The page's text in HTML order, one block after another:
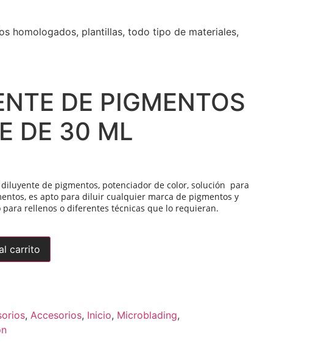
homologados, plantillas, todo tipo de materiales,
DE PIGMENTOS
DE 30 ML
de pigmentos, potenciador de color, solución para
es apto para diluir cualquier marca de pigmentos y
para rellenos o diferentes técnicas que lo requieran.
carrito
, Accesorios, Inicio, Microblading,